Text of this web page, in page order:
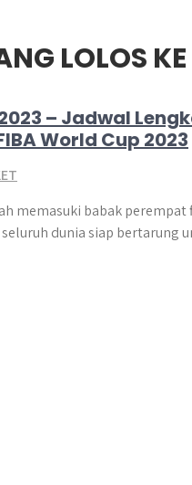
LOLOS
– Jadwal
World Cup 2023
memasuki babak perempat
dunia siap bertarung